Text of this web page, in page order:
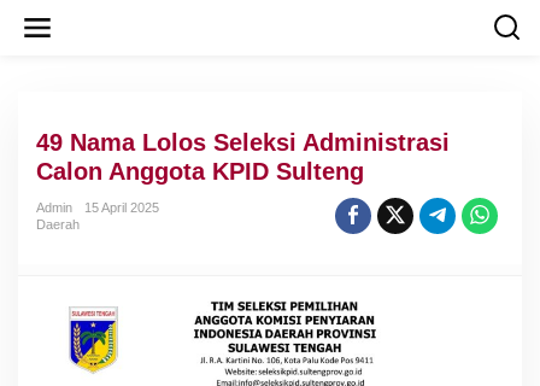
49 Nama Lolos Seleksi Administrasi
Calon Anggota KPID Sulteng
Admin
15 April 2025
Daerah